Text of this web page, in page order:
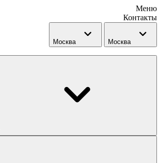
Меню
Контакты
Москва Москва